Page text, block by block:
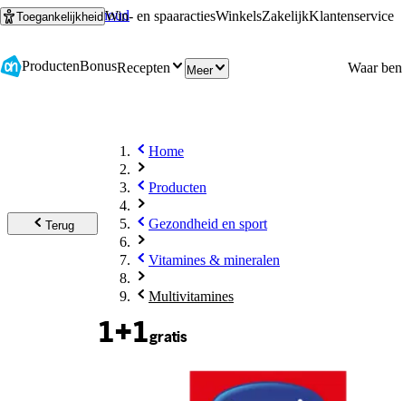
Ga naar hoofdinhoud
Ga naar zoeken
ToegankelijkheidWin- en spaaractiesWinkelsZakelijkKlantenservice
ProductenBonusRecepten Meer
Terug
Home
Producten
Gezondheid en sport
Vitamines & mineralen
Multivitamines
1+1gratis